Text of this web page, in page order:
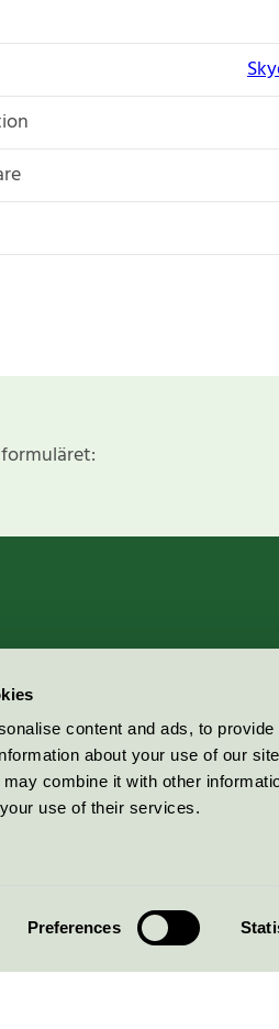
content and ads, to
about your use of our
combine it with other
use of their services.
Preferences